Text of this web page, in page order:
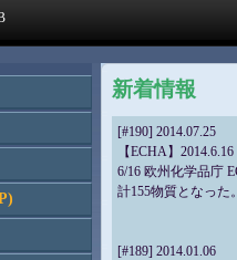
新着情報
[#190] 2014.07.25
【ECHA】2014.6.16
6/16 欧州化学品庁
計155物質となった
[#189] 2014.01.06